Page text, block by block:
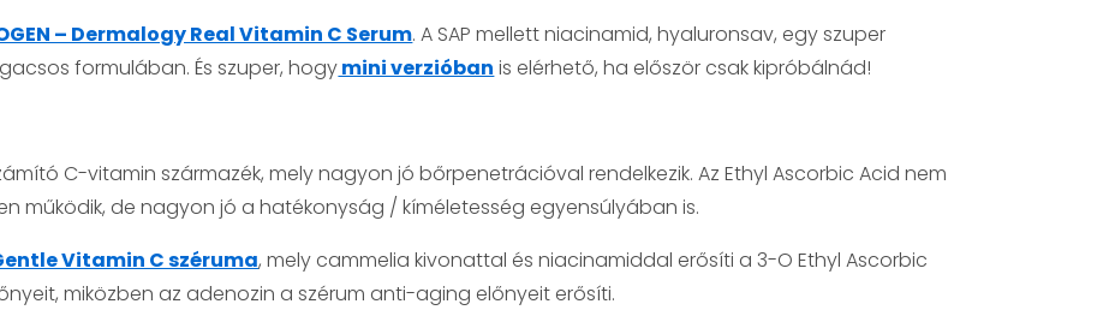
– Dermalogy Real Vitamin C Serum. A SAP mellett niacinamid, hyaluronsav, egy szuper
formulában. És szuper, hogymini verzióban is elérhető, ha először csak kipróbálnád!
C-vitamin származék, mely nagyon jó bőrpenetrációval rendelkezik. Az Ethyl Ascorbic Acid nem
működik, de nagyon jó a hatékonyság / kíméletesség egyensúlyában is.
Vitamin C széruma, mely cammelia kivonattal és niacinamiddal erősíti a 3-O Ethyl Ascorbic
miközben az adenozin a szérum anti-aging előnyeit erősíti.